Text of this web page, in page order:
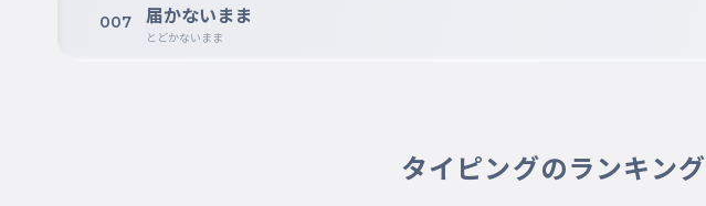
007 届かないまま
とどかないまま
タイピングのランキング